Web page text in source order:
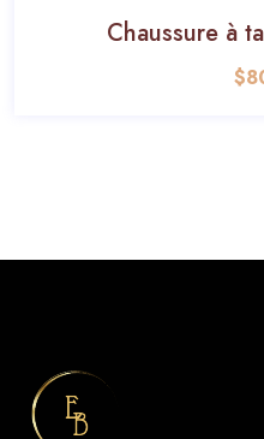
Chaussure à
$